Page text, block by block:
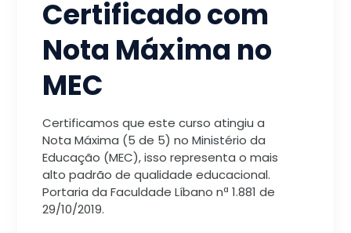
Certificado com
Nota Máxima no
MEC
Certificamos que este curso atingiu a
Nota Máxima (5 de 5) no Ministério da
Educação (MEC), isso representa o mais
alto padrão de qualidade educacional.
Portaria da Faculdade Líbano nª 1.881 de
29/10/2019.